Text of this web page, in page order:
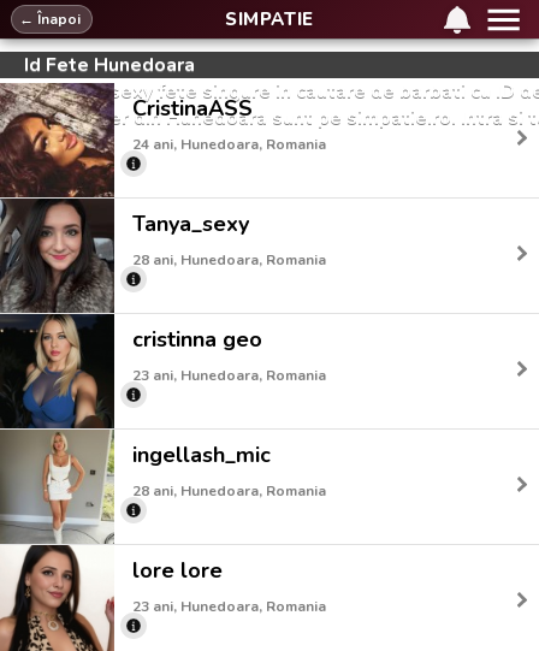
SIMPATIE
← Înapoi
Id Fete Hunedoara
Cele mai sexy fete singure in cautare de barbati cu ID
messenger din Hunedoara sunt pe simpatie.ro. Intra si
CristinaASS
24 ani, Hunedoara, Romania
Tanya_sexy
28 ani, Hunedoara, Romania
cristinna geo
23 ani, Hunedoara, Romania
ingellash_mic
28 ani, Hunedoara, Romania
lore lore
23 ani, Hunedoara, Romania